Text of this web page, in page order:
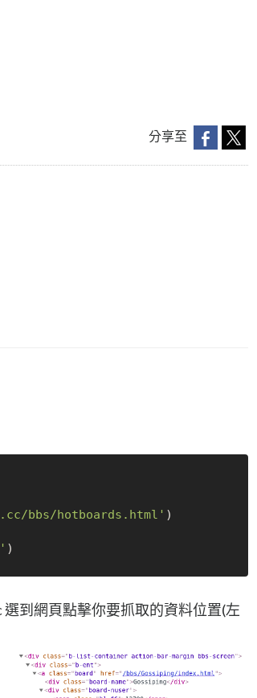
分享至
bbs/hotboards.html' )
到網頁點擊你要抓取的資料位置(左